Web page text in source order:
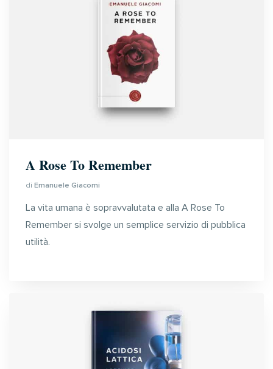
A Rose To Remember
di Emanuele Giacomi
La vita umana è sopravvalutata e alla A Rose To
Remember si svolge un semplice servizio di pubblica
utilità.